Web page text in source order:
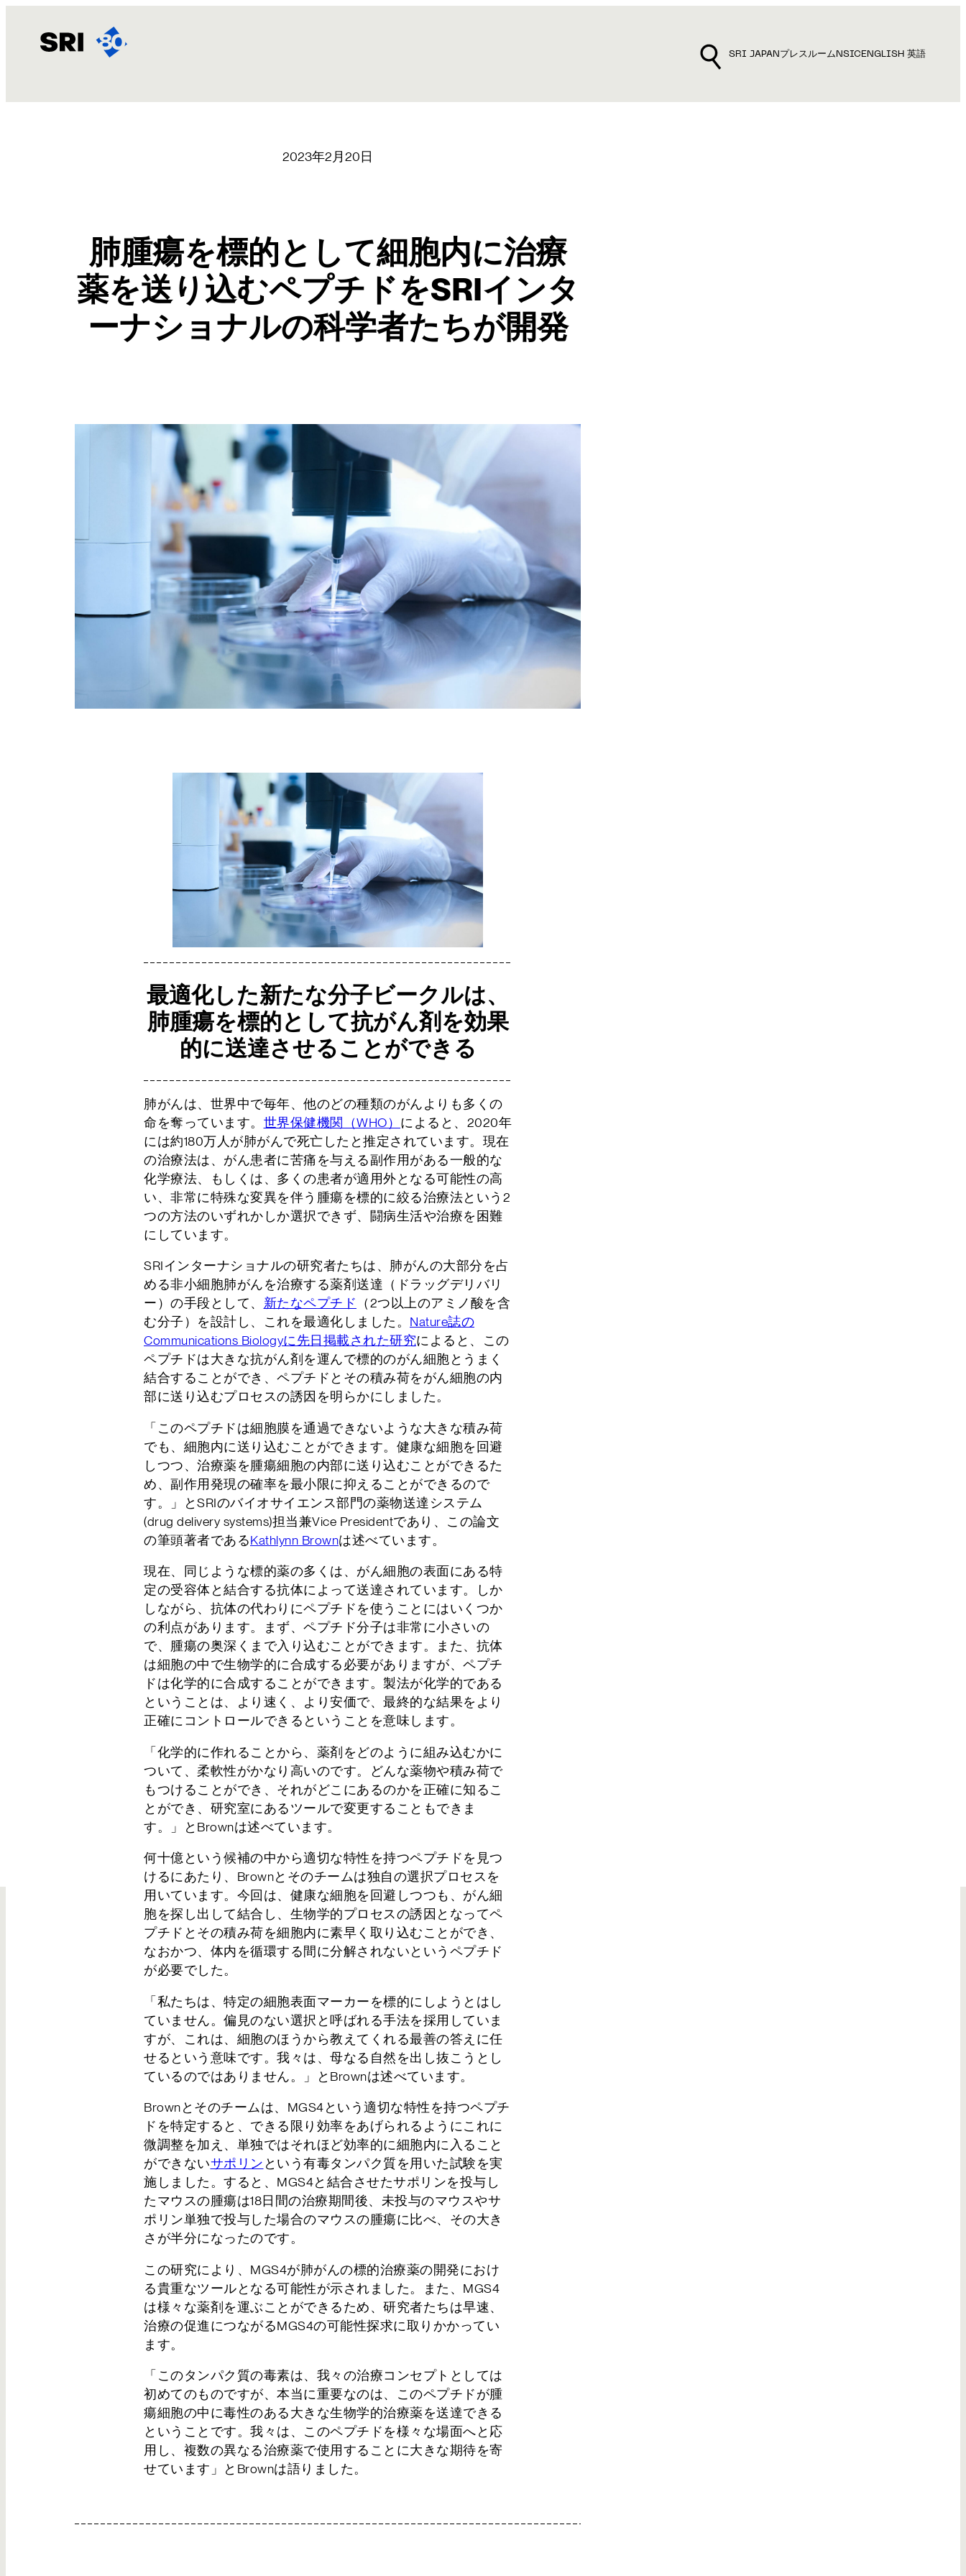
SRI JAPAN プレスルーム NSIC ENGLISH 英語
2023年2月20日
肺腫瘍を標的として細胞内に治療
薬を送り込むペプチドをSRIインタ
ーナショナルの科学者たちが開発
最適化した新たな分子ビークルは、
肺腫瘍を標的として抗がん剤を効果
的に送達させることができる
肺がんは、世界中で毎年、他のどの種類のがんよりも多くの
命を奪っています。 世界保健機関（WHO） によると、2020年
には約180万人が肺がんで死亡したと推定されています。現在
の治療法は、がん患者に苦痛を与える副作用がある一般的な
化学療法、もしくは、多くの患者が適用外となる可能性の高
い、非常に特殊な変異を伴う腫瘍を標的に絞る治療法という2
つの方法のいずれかしか選択できず、闘病生活や治療を困難
にしています。
SRIインターナショナルの研究者たちは、肺がんの大部分を占
める非小細胞肺がんを治療する薬剤送達（ドラッグデリバリ
ー）の手段として、 新たなペプチド （2つ以上のアミノ酸を含
む分子）を設計し、これを最適化しました。 Nature誌の
Communications Biologyに先日掲載された研究によると、この
ペプチドは大きな抗がん剤を運んで標的のがん細胞とうまく
結合することができ、ペプチドとその積み荷をがん細胞の内
部に送り込むプロセスの誘因を明らかにしました。
「このペプチドは細胞膜を通過できないような大きな積み荷
でも、細胞内に送り込むことができます。健康な細胞を回避
しつつ、治療薬を腫瘍細胞の内部に送り込むことができるた
め、副作用発現の確率を最小限に抑えることができるので
す。」とSRIのバイオサイエンス部門の薬物送達システム
(drug delivery systems)担当兼Vice Presidentであり、この論文
の筆頭著者であるKathlynn Brownは述べています。
現在、同じような標的薬の多くは、がん細胞の表面にある特
定の受容体と結合する抗体によって送達されています。しか
しながら、抗体の代わりにペプチドを使うことにはいくつか
の利点があります。まず、ペプチド分子は非常に小さいの
で、腫瘍の奥深くまで入り込むことができます。また、抗体
は細胞の中で生物学的に合成する必要がありますが、ペプチ
ドは化学的に合成することができます。製法が化学的である
ということは、より速く、より安価で、最終的な結果をより
正確にコントロールできるということを意味します。
「化学的に作れることから、薬剤をどのように組み込むかに
ついて、柔軟性がかなり高いのです。どんな薬物や積み荷で
もつけることができ、それがどこにあるのかを正確に知るこ
とができ、研究室にあるツールで変更することもできま
す。」とBrownは述べています。
何十億という候補の中から適切な特性を持つペプチドを見つ
けるにあたり、Brownとそのチームは独自の選択プロセスを
用いています。今回は、健康な細胞を回避しつつも、がん細
胞を探し出して結合し、生物学的プロセスの誘因となってペ
プチドとその積み荷を細胞内に素早く取り込むことができ、
なおかつ、体内を循環する間に分解されないというペプチド
が必要でした。
「私たちは、特定の細胞表面マーカーを標的にしようとはし
ていません。偏見のない選択と呼ばれる手法を採用していま
すが、これは、細胞のほうから教えてくれる最善の答えに任
せるという意味です。我々は、母なる自然を出し抜こうとし
ているのではありません。」とBrownは述べています。
Brownとそのチームは、MGS4という適切な特性を持つペプチ
ドを特定すると、できる限り効率をあげられるようにこれに
微調整を加え、単独ではそれほど効率的に細胞内に入ること
ができないサポリン という有毒タンパク質を用いた試験を実
施しました。すると、MGS4と結合させたサポリンを投与し
たマウスの腫瘍は18日間の治療期間後、未投与のマウスやサ
ポリン単独で投与した場合のマウスの腫瘍に比べ、その大き
さが半分になったのです。
この研究により、MGS4が肺がんの標的治療薬の開発におけ
る貴重なツールとなる可能性が示されました。また、MGS4
は様々な薬剤を運ぶことができるため、研究者たちは早速、
治療の促進につながるMGS4の可能性探求に取りかかってい
ます。
「このタンパク質の毒素は、我々の治療コンセプトとしては
初めてのものですが、本当に重要なのは、このペプチドが腫
瘍細胞の中に毒性のある大きな生物学的治療薬を送達できる
ということです。我々は、このペプチドを様々な場面へと応
用し、複数の異なる治療薬で使用することに大きな期待を寄
せています」とBrownは語りました。
送信ボタンを押すと…
だきます。いましばらくお待ちください。なお、返信がない場合は送信トラブルの可